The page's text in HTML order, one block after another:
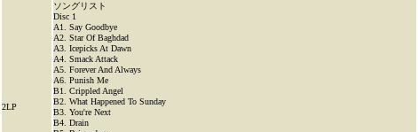
2LP
ソングリスト
Disc 1
A1. Say Goodbye
A2. Star Of Baghdad
A3. Icepicks At Dawn
A4. Smack Attack
A5. Forever And Always
A6. Punish Me
B1. Crippled Angel
B2. What Happened To Sunday
B3. You're Next
B4. Drain